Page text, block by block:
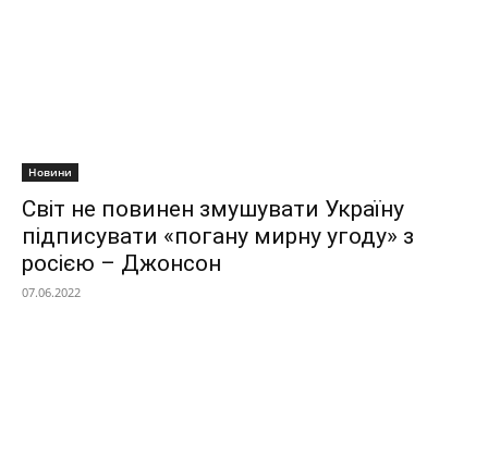
Новини
Світ не повинен змушувати Україну
підписувати «погану мирну угоду» з
росією – Джонсон
07.06.2022